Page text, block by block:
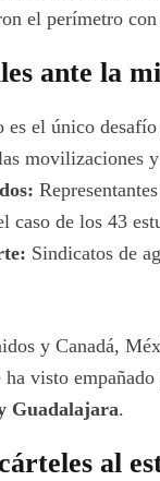
el perímetro
ante la
es el único
movilizaciones
caso de los 43
Sindicatos de
y Canadá,
visto
Guadalajara.
al